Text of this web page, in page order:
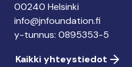
00240 Helsinki
info@jnfoundation.fi
y-tunnus: 0895353-5
Kaikki yhteystiedot